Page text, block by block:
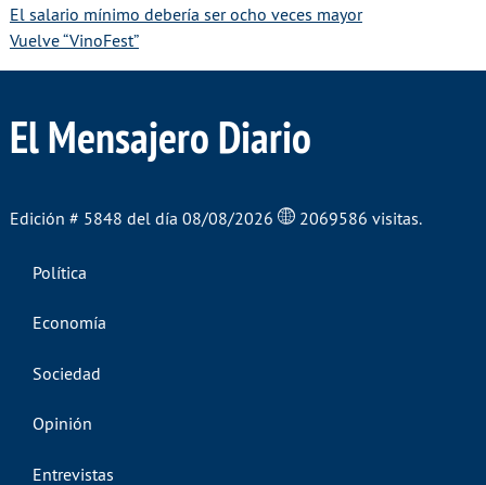
El salario mínimo debería ser ocho veces mayor
Vuelve “VinoFest”
El Mensajero Diario
Edición # 5848 del día 08/08/2026 2069586 visitas.
Política
Economía
Sociedad
Opinión
Entrevistas